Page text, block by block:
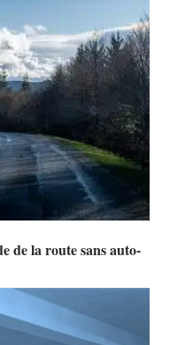
de la route sans auto-